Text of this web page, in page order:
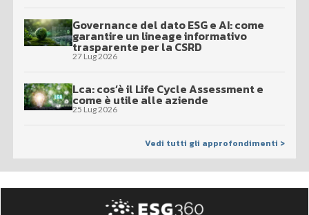
Governance del dato ESG e AI: come
garantire un lineage informativo
trasparente per la CSRD
27 Lug 2026
Lca: cos’è il Life Cycle Assessment e
come è utile alle aziende
25 Lug 2026
Vedi tutti gli approfondimenti >